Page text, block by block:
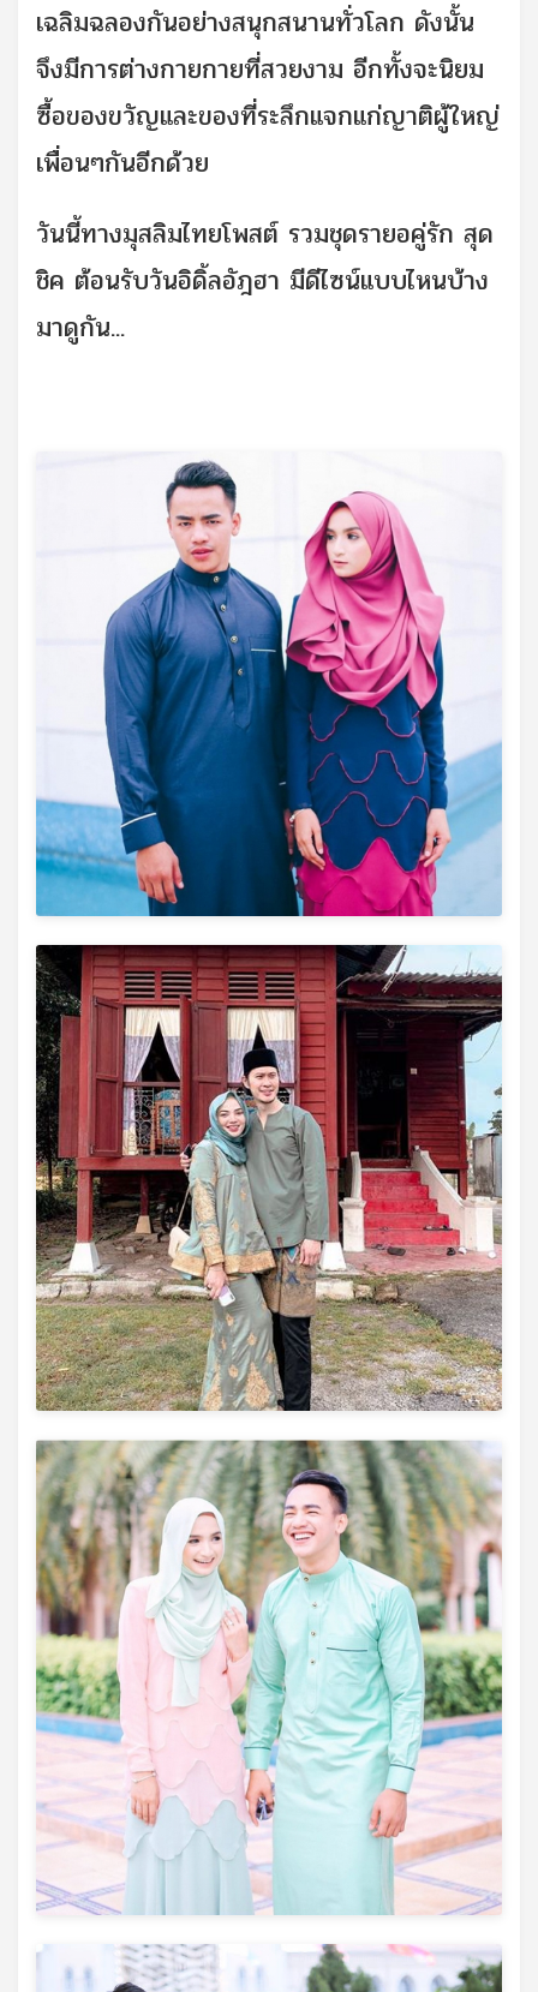
เฉลิมฉลองกันอย่างสนุกสนานทั่วโลก ดังนั้น
จึงมีการต่างกายกายที่สวยงาม อีกทั้งจะนิยม
ซื้อของขวัญและของที่ระลึกแจกแก่ญาติผู้ใหญ่
เพื่อนๆกันอีกด้วย
วันนี้ทางมุสลิมไทยโพสต์ รวมชุดรายอคู่รัก สุด
ชิค ต้อนรับวันอิดิ้ลอัฎฮา มีดีไซน์แบบไหนบ้าง
มาดูกัน...